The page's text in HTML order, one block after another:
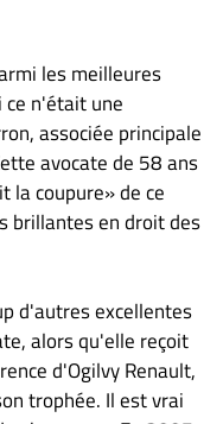
les meilleures
ce n'était une
associée principale
avocate de 58 ans
la coupure» de ce
brillantes en droit des
d'autres excellentes
alors qu'elle reçoit
d'Ogilvy Renault,
trophée. Il est vrai